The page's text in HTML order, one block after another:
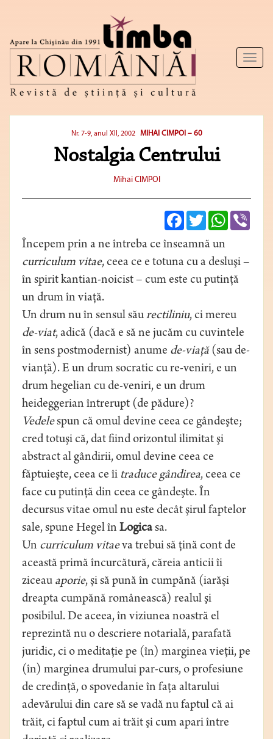
Toggle
Nr. 7-9, anul XII, 2002 MIHAI CIMPOI – 60
Nostalgia Centrului
Mihai CIMPOI
FacebookTwitterWhatsApp
Începem prin a ne întreba ce înseamnă un
curriculum vitae, ceea ce e totuna cu a desluşi –
în spirit kantian-noicist – cum este cu putinţă
un drum în viaţă.
Un drum nu în sensul săurectiliniu, ci mereu
de-viat, adică (dacă e să ne jucăm cu cuvintele
în sens postmodernist) anume de-viaţă (sau de-
vianţă). E un drum socratic cu re-veniri, e un
drum hegelian cu de-veniri, e un drum
heideggerian întrerupt (de pădure)?
Vedelespun că omul devine ceea ce gândeşte;
cred totuşi că, dat fiind orizontul ilimitat şi
abstract al gândirii, omul devine ceea ce
făptuieşte, ceea ce îi traduce gândirea, ceea ce
face cu putinţă din ceea ce gândeşte. În
decursus vitae omul nu este decât şirul faptelor
sale, spune Hegel în Logicasa.
Un curriculum vitaeva trebui să ţină cont de
această primă încurcătură, căreia anticii îi
ziceau aporie, şi să pună în cumpănă (iarăşi
dreapta cumpănă românească) realul şi
posibilul. De aceea, în viziunea noastră el
reprezintă nu o descriere notarială, parafată
juridic, ci o meditaţie pe (în) marginea vieţii, pe
(în) marginea drumului par-curs, o profesiune
de credinţă, o spovedanie în faţa altarului
adevărului din care să se vadă nu faptul că ai
trăit, ci faptul cum ai trăit şi cum apari între